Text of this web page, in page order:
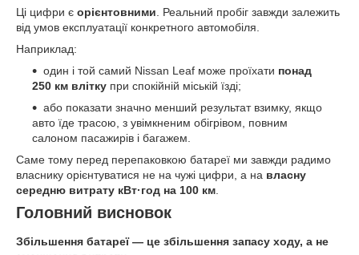
Ці цифри є орієнтовними . Реальний пробіг завжди залежить
від умов експлуатації конкретного автомобіля.
Наприклад:
один і той самий Nissan Leaf може проїхати понад
250 км влітку при спокійній міській їзді;
або показати значно менший результат взимку, якщо
авто їде трасою, з увімкненим обігрівом, повним
салоном пасажирів і багажем.
Саме тому перед перепаковкою батареї ми завжди радимо
власнику орієнтуватися не на чужі цифри, а на власну
середню витрату кВт·год на 100 км
Головний висновок
Збільшення батареї — це збільшення запасу ходу, а не